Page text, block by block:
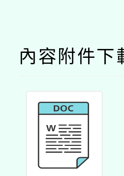
內容附件下